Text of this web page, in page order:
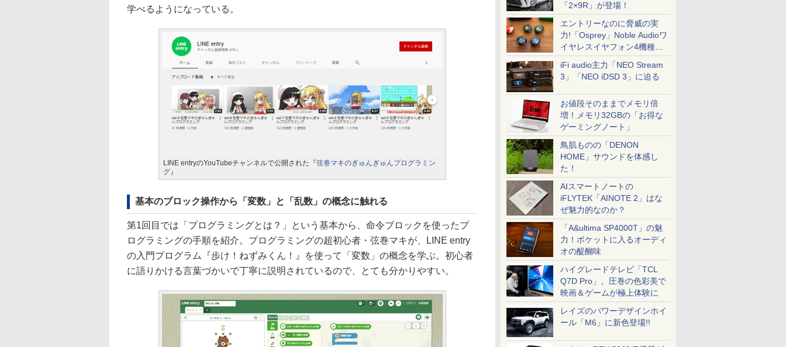
「2×9R」が登場！
エントリーなのに脅威の実
力!「Osprey」Noble Audioワ
イヤレスイヤフォン4機種を
一気に聴く
iFi audio主力「NEO Stream
3」「NEO iDSD 3」に迫る
お値段そのままでメモリ倍
増！メモリ32GBの「お得な
ゲーミングノート」
鳥肌ものの「DENON
HOME」サウンドを体感し
た！
AIスマートノートの
iFLYTEK「AINOTE 2」はな
ぜ魅力的なのか？
「A&ultima SP4000T」の魅
力！ポケットに入るオーディ
オの醍醐味
ハイグレードテレビ「TCL
Q7D Pro」。圧巻の色彩美で
映画＆ゲームが極上体験に
レイズのパワーデザインホイ
ール「M6」に新色登場!!
学べるようになっている。
LINE entryのYouTubeチャンネルで公開された『弦巻マキのぎゅんぎゅんプログラミン
グ』
基本のブロック操作から「変数」と「乱数」の概念に触れる
第1回目では「プログラミングとは？」という基本から、命令ブロックを使ったプ
ログラミングの手順を紹介。プログラミングの超初心者・弦巻マキが、LINE entry
の入門プログラム『歩け！ねずみくん！』を使って「変数」の概念を学ぶ。初心者
に語りかける言葉づかいで丁寧に説明されているので、とても分かりやすい。